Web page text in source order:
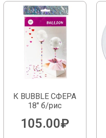
К BUBBLE СФЕРА
18″ б/рис
105.00₽